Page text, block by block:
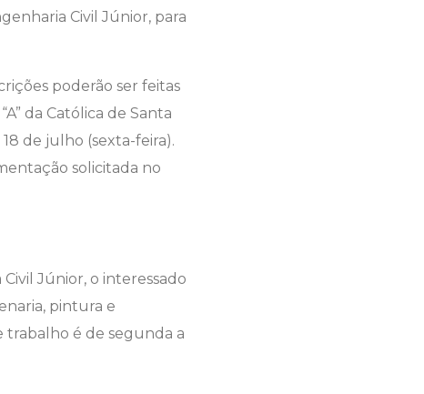
Civil Júnior, para
poderão ser feitas
da Católica de Santa
de julho (sexta-feira).
solicitada no
Júnior, o interessado
pintura e
trabalho é de segunda a